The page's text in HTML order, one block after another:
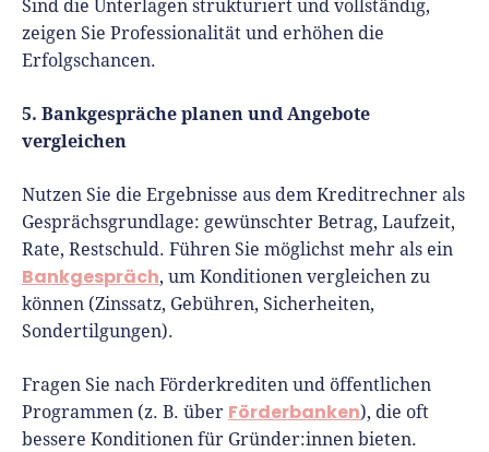
Sind die Unterlagen strukturiert und vollständig,
zeigen Sie Professionalität und erhöhen die
Erfolgschancen.
5. Bankgespräche planen und Angebote
vergleichen
Nutzen Sie die Ergebnisse aus dem Kreditrechner als
Gesprächsgrundlage: gewünschter Betrag, Laufzeit,
Rate, Restschuld. Führen Sie möglichst mehr als ein
Bankgespräch, um Konditionen vergleichen zu
können (Zinssatz, Gebühren, Sicherheiten,
Sondertilgungen).
Fragen Sie nach Förderkrediten und öffentlichen
Programmen (z. B. über Förderbanken), die oft
bessere Konditionen für Gründer:innen bieten.